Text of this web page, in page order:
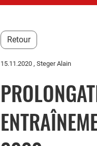
Retour
15.11.2020, Steger Alain